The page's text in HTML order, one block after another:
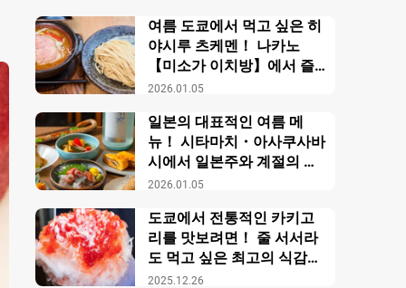
2026.01.05
여름 도쿄에서 먹고 싶은 히
야시루 츠케멘！ 나카노
【미소가 이치방】에서 즐
기는 창작 미소 라멘
2026.01.05
일본의 대표적인 여름 메
뉴！ 시타마치・아사쿠사바
시에서 일본주와 계절의 미
각을 만끽【니혼슈 바루 카
2025.12.26
도쿄에서 전통적인 카키고
리를 맛보려면！ 줄 서서라
도 먹고 싶은 최고의 식감의
비밀【우에노 카키고리 센